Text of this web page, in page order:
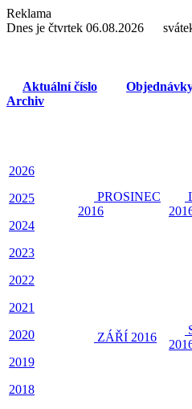
Reklama
Dnes je čtvrtek 06.08.2026
Aktuální číslo
Archiv
2026
2025
2024
2023
2022
2021
2020
2019
2018
PROSINEC
2016
ZÁŘÍ 2016